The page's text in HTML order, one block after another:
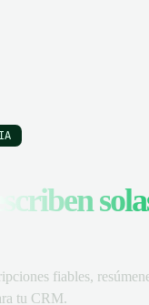
escriben
fiables,
tu CRM.